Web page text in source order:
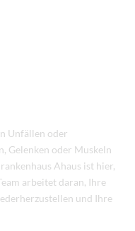
Unfällen oder
Gelenken oder Muskeln
Ahaus ist hier,
arbeitet daran, Ihre
und Ihre